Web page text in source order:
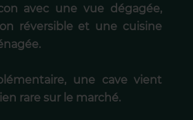
avec une vue dégagée,
réversible et une cuisine
une cave vient
rare sur le marché.